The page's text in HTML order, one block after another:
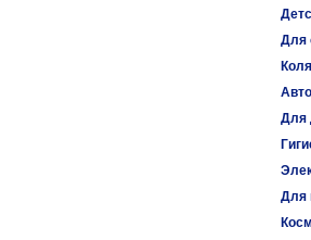
Для
Для
Для